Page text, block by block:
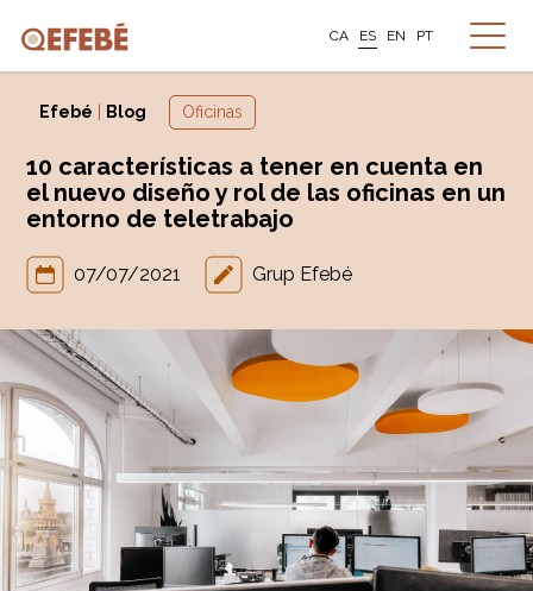
CA ES EN PT
Efebé Blog Oficinas
10 características a tener en cuenta en
el nuevo diseño y rol de las oficinas en un
entorno de teletrabajo
07/07/2021 Grup Efebé